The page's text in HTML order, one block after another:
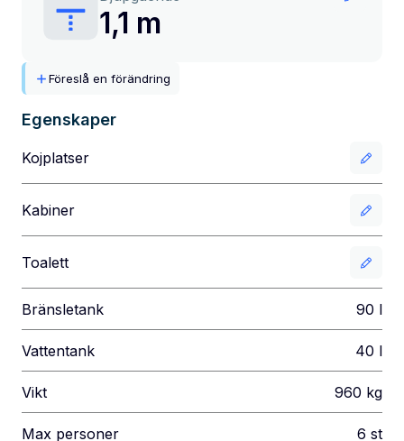
1,1 m
Föreslå en förändring
Egenskaper
Kojplatser
Kabiner
Toalett
Bränsletank 90 l
Vattentank 40 l
Vikt 960 kg
Max personer 6 st